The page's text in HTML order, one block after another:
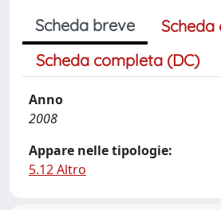
Scheda breve
Scheda completa (DC)
Anno
2008
Appare nelle tipologie:
5.12 Altro